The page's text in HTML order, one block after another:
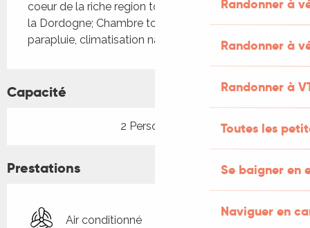
Randonner à
Randonner à
Randonner à
Toutes les
Se baigner en
Naviguer en
coeur de la riche region touristique de la vallee de
la Dordogne; Chambre tout confort , lit 140 et lit
parapluie, climatisation naturelle et calme assuré.
Capacité
2 Personne(s)
Prestations
Air conditionné